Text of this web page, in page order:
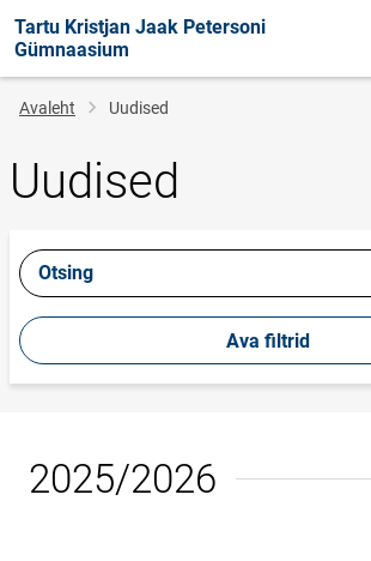
Tartu Kristjan Jaak Petersoni
Gümnaasium
Leivapuru
Avaleht Uudised
Uudised
Otsing
Ava filtrid
2025/2026